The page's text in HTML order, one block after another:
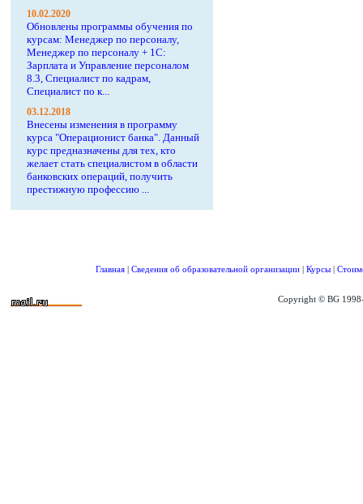
10.02.2020
Обновлены программы обучения по
курсам: Менеджер по персоналу,
Менеджер по персоналу + 1С:
Зарплата и Управление персоналом
8.3, Специалист по кадрам,
Специалист по к...
03.12.2018
Внесены изменения в программу
курса "Операционист банка". Данный
курс предназначены для тех, кто
желает стать специалистом в области
банковских операций, получить
престижную профессию ...
Главная | Сведения об образовательной организации | Курсы |
Copyright © BG